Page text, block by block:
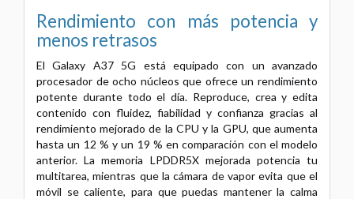
Rendimiento con más potencia y
menos retrasos
El Galaxy A37 5G está equipado con un avanzado
procesador de ocho núcleos que ofrece un rendimiento
potente durante todo el día. Reproduce, crea y edita
contenido con fluidez, fiabilidad y confianza gracias al
rendimiento mejorado de la CPU y la GPU, que aumenta
hasta un 12 % y un 19 % en comparación con el modelo
anterior. La memoria LPDDR5X mejorada potencia tu
multitarea, mientras que la cámara de vapor evita que el
móvil se caliente, para que puedas mantener la calma